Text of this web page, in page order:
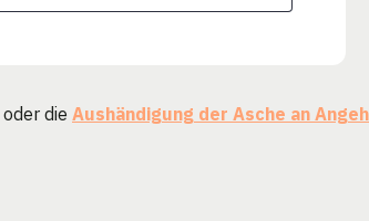
oder die Aushändigung der Asche an